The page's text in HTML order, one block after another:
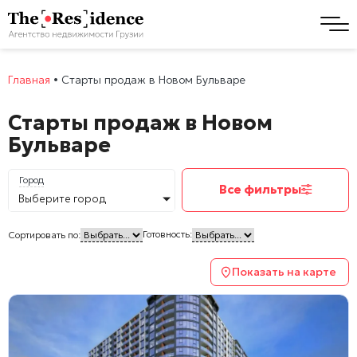
Главная • Старты продаж в Новом Бульваре
Старты продаж в Новом
Бульваре
Город
Выберите город
Все фильтры
Сортировать по: Готовность:
Показать на карте